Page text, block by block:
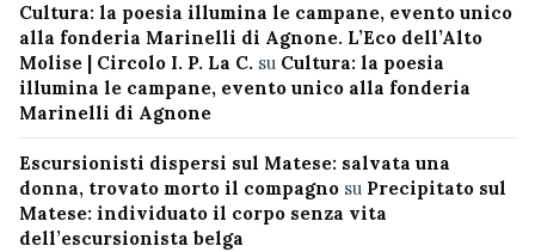
Cultura: la poesia illumina le campane, evento unico
alla fonderia Marinelli di Agnone. L’Eco dell’Alto
Molise | Circolo I. P. La C. su Cultura: la poesia
illumina le campane, evento unico alla fonderia
Marinelli di Agnone
Escursionisti dispersi sul Matese: salvata una
donna, trovato morto il compagno su Precipitato sul
Matese: individuato il corpo senza vita
dell’escursionista belga